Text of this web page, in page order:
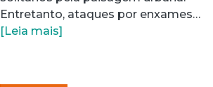
Entretanto, ataques por enxames…
[Leia mais]